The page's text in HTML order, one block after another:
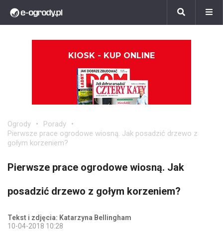
KIOSK - KUP ONLINE
Ogrody
Porady
Pierwsze prace ogrodowe wiosną. Jak posadzić drzewo z
gołym korzeniem?
Pierwsze prace ogrodowe wiosną. Jak
posadzić drzewo z gołym korzeniem?
Tekst i zdjęcia: Katarzyna Bellingham
10-04-2018 10:28